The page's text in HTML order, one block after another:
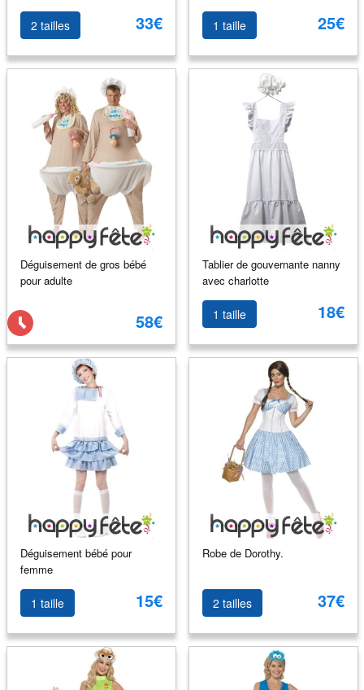
2 tailles 33€ 1 taille 25€
Déguisement de gros bébé
pour adulte
58€
Tablier de gouvernante nanny
avec charlotte
1 taille 18€
Déguisement bébé pour
femme
1 taille 15€
Robe de Dorothy.
2 tailles 37€